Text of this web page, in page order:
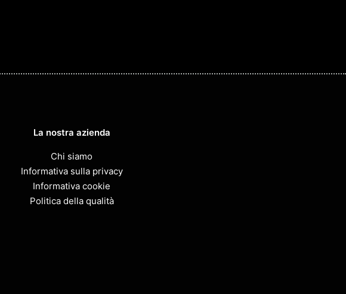
La nostra azienda
Chi siamo
Informativa sulla privacy
Informativa cookie
Politica della qualità